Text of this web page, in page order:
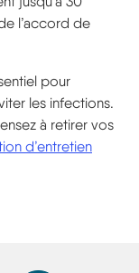
l’accord de
pour
les infections.
à retirer vos
d’entretien